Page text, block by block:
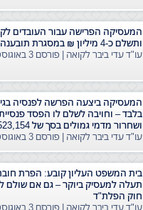
המעסיקה הפרישה עבור העובדים
ותשלם כ-4 מיליון ₪ במסגרת תובענה ייצוגית
עו"ד עדי ביבר לקואה | פורסם 3 באוגוסט, 2026
המעסיקה ביצעה הפרשה לפנסיה
בלבד – וחויבה לשלם לו הפסד
ושחרור מדמי גמולים בסך של 523,154 ש"ח
עו"ד עדי ביבר לקואה | פורסם 3 באוגוסט, 2026
בית המשפט העליון קובע: הפרת
תעלה למעסיק ביוקר – גם אם שולם
חוק הפלת"ד
עו"ד עדי ביבר לקואה | פורסם 3 באוגוסט, 2026